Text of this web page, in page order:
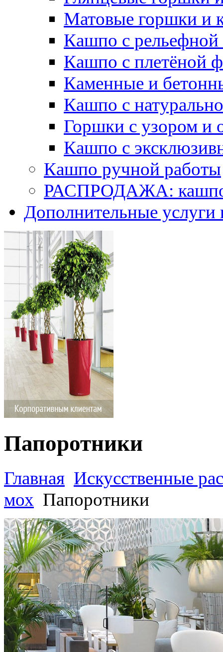
Матовые горшки и
Кашпо с рельефной
Кашпо с плетёной
Каменные и
Кашпо с
Горшки с узором и
Кашпо с
Кашпо ручной работы
РАСПРОДАЖА: кашпо
Дополнительные услуги
Папоротники
Главная Искусственные
мох Папоротники